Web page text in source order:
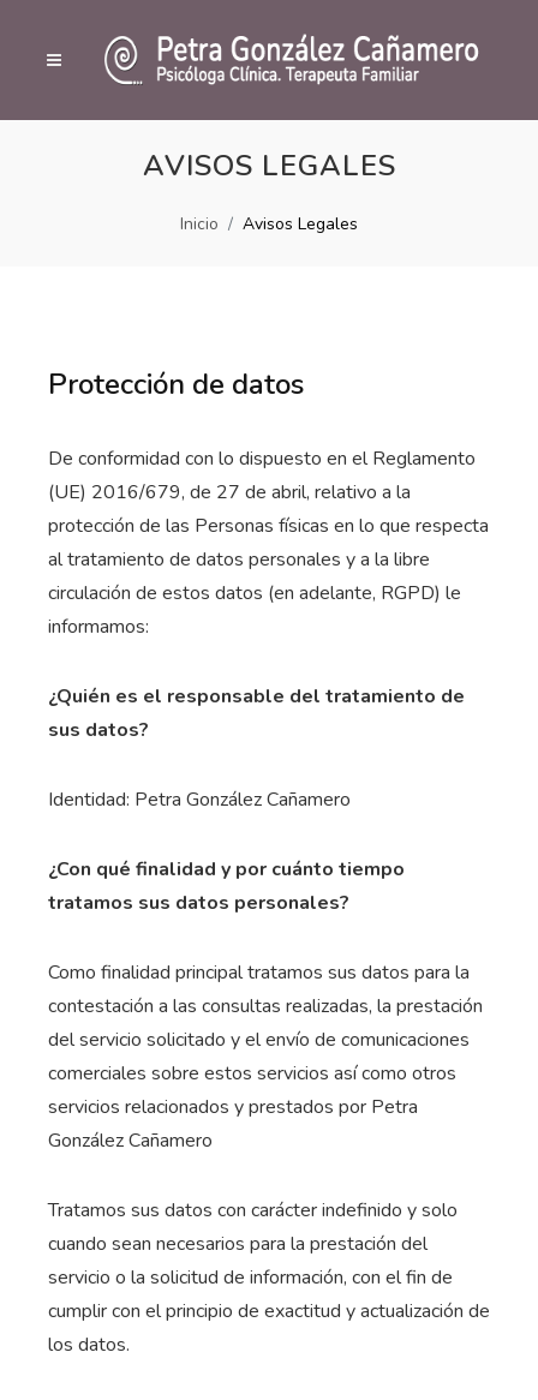
AVISOS LEGALES
Inicio Avisos Legales
Protección de datos
De conformidad con lo dispuesto en el Reglamento
(UE) 2016/679, de 27 de abril, relativo a la
protección de las Personas físicas en lo que respecta
al tratamiento de datos personales y a la libre
circulación de estos datos (en adelante, RGPD) le
informamos:
¿Quién es el responsable del tratamiento de
sus datos?
Identidad: Petra González Cañamero
¿Con qué finalidad y por cuánto tiempo
tratamos sus datos personales?
Como finalidad principal tratamos sus datos para la
contestación a las consultas realizadas, la prestación
del servicio solicitado y el envío de comunicaciones
comerciales sobre estos servicios así como otros
servicios relacionados y prestados por Petra
González Cañamero
Tratamos sus datos con carácter indefinido y solo
cuando sean necesarios para la prestación del
servicio o la solicitud de información, con el fin de
cumplir con el principio de exactitud y actualización de
los datos.